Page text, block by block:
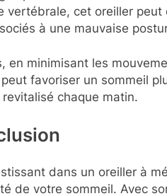
vertébrale, cet oreiller
à une mauvaise
en minimisant les
favoriser un sommeil
chaque matin.
dans un oreiller à
de votre sommeil. Avec